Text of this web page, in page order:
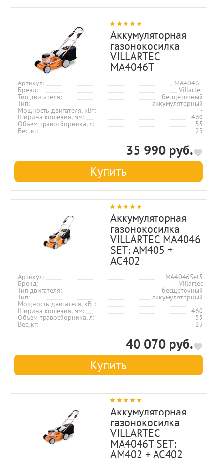
Аккумуляторная
газонокосилка
VILLARTEC
MA4046T
Артикул MA4046T
Бренд Villartec
Тип двигателя бесщеточный
Тип аккумуляторный
Мощность двигателя, кВт -
Ширина кошения, мм 460
Объем травосборника, л 55
Вес, кг 23
35 990 руб.
Купить
Аккумуляторная
газонокосилка
VILLARTEC MA4046
SET: AM405 +
AC402
Артикул MA4046Set5
Бренд Villartec
Тип двигателя бесщеточный
Тип аккумуляторный
Мощность двигателя, кВт -
Ширина кошения, мм 460
Объем травосборника, л 55
Вес, кг 23
40 070 руб.
Купить
Аккумуляторная
газонокосилка
VILLARTEC
MA4046T SET:
AM402 + AC402